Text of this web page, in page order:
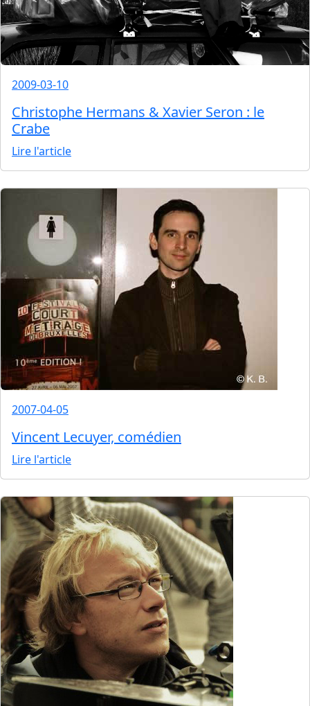
2009-03-10
Christophe Hermans & Xavier Seron : le
Crabe
Lire l'article
2007-04-05
Vincent Lecuyer, comédien
Lire l'article